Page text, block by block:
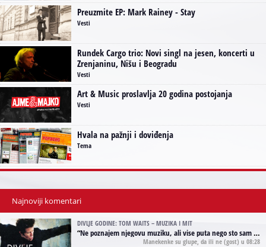
Preuzmite EP: Mark Rainey - Stay
Vesti
Rundek Cargo trio: Novi singl na jesen, koncerti u
Zrenjaninu, Nišu i Beogradu
Vesti
Art & Music proslavlja 20 godina postojanja
Vesti
Hvala na pažnji i doviđenja
Tema
Najnoviji komentari
DIVLJE GODINE: TOM WAITS – MUZIKA I MIT
“Ne poznajem njegovu muziku, ali vise puta nego sto sam to zazeleo gledao sam njegove umjetnicke slike na raznim stranama interneta. Te stoga zakljucujem da je Tom Waits Lady Gaga muzike namrstenih, ma
Manekenke su glupe, da ili ne (gost) u 08:28